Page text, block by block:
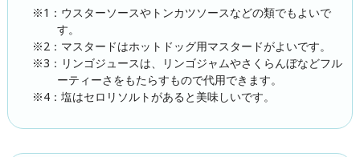
※1：ウスターソースやトンカツソースなどの類でもよいで
す。
※2：マスタードはホットドッグ用マスタードがよいです。
※3：リンゴジュースは、リンゴジャムやさくらんぼなどフル
ーティーさをもたらすもので代用できます。
※4：塩はセロリソルトがあると美味しいです。